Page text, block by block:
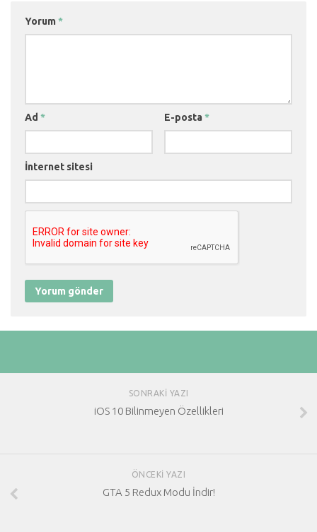
Yorum *
Ad * E-posta *
İnternet sitesi
SONRAKI YAZI
iOS 10 Bilinmeyen Özellikleri
ÖNCEKI YAZI
GTA 5 Redux Modu İndir!